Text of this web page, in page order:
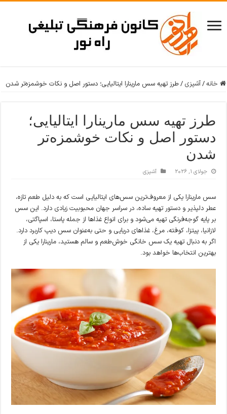
خانه/آشپزی /طرز تهیه سس مارینارا ایتالیایی؛ دستور اصل و نکات خوشمزه‌تر شدن
طرز تهیه سس مارینارا ایتالیایی؛
دستور اصل و نکات خوشمزه‌تر
شدن
جولای 1, 2026 آشپزی
سس مارینارا یکی از معروف‌ترین سس‌های ایتالیایی است که به دلیل طعم تازه،
عطر دلپذیر و دستور تهیه ساده، در سراسر جهان محبوبیت زیادی دارد. این سس
بر پایه گوجه‌فرنگی تهیه می‌شود و برای انواع غذاها از جمله پاستا، اسپاگتی،
لازانیا، پیتزا، کوفته، مرغ، غذاهای دریایی و حتی به‌عنوان سس دیپ کاربرد دارد.
اگر به دنبال تهیه یک سس خانگی خوش‌طعم و سالم هستید، مارینارا یکی از
بهترین انتخاب‌ها خواهد بود.